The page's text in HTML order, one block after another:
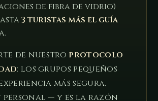
de fibra de vidrio)
3 turistas más el guía
de nuestro protocolo
: los grupos pequeños
más segura,
personal — y es la razón